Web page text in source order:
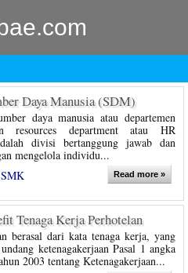
Daya Manusia (SDM)
daya manusia atau departemen
resources department atau HR
divisi bertanggung jawab dan
mengelola individu...
SMK Read more »
Tenaga Kerja Perhotelan
berasal dari kata tenaga kerja, yang
ketenagakerjaan Pasal 1 angka
2003 tentang Ketenagakerjaan...